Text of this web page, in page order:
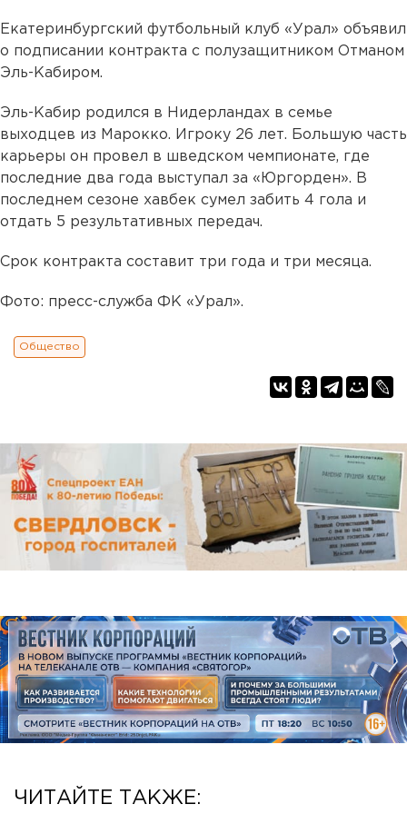
Екатеринбургский футбольный клуб «Урал» объявил
о подписании контракта с полузащитником Отманом
Эль-Кабиром.
Эль-Кабир родился в Нидерландах в семье
выходцев из Марокко. Игроку 26 лет. Большую часть
карьеры он провел в шведском чемпионате, где
последние два года выступал за «Юргорден». В
последнем сезоне хавбек сумел забить 4 гола и
отдать 5 результативных передач.
Срок контракта составит три года и три месяца.
Фото: пресс-служба ФК «Урал».
Общество
ЧИТАЙТЕ ТАКЖЕ: